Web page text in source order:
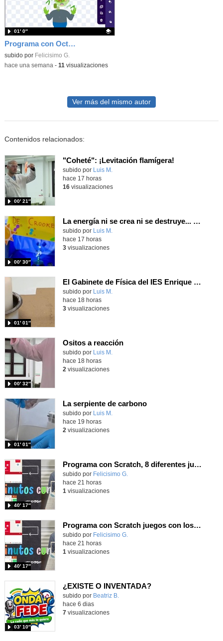
Programa con OctoStudio, un juego homenajeando al House of the dead con Zombies
Contenido educativo.
subido por Felicisimo G.
01′ 0″
-hace una semana - 11 visualizaciones
Ver más del mismo autor
Contenidos relacionados:
"Coheté": ¡Levitación flamígera!
Contenido educativo.
subido por Luis M.
00′ 21″
hace 17 horas
16visualizaciones
La energía ni se crea ni se destruye... ¡se experimenta! El Tierno en la Feria Madrid es Ciencia 2026
Contenido educativo.
subido por Luis M.
00′ 30″
hace 17 horas
3visualizaciones
El Gabinete de Física del IES Enrique Tierno Galván de Parla (Curso 25-26)
Contenido educativo.
subido por Luis M.
01′ 01″
hace 18 horas
3visualizaciones
Ositos a reacción
Contenido educativo.
subido por Luis M.
00′ 32″
hace 18 horas
2 visualizaciones
La serpiente de carbono
Contenido educativo.
subido por Luis M.
01′ 01″
hace 19 horas
2 visualizaciones
Programa con Scratch, 8 diferentes juegos para vivir la emoción de los partidos de España en el mundial 2026
Contenido educativo.
subido por Felicisimo G.
40′ 17″
hace 21 horas
1 visualizaciones
Programa con Scratch juegos con los partidos del mundial 2026 ganados por España
Contenido educativo.
subido por Felicisimo G.
40′ 17″
hace 21 horas
1 visualizaciones
¿EXISTE O INVENTADA?
Contenido educativo.
subido por Beatriz B.
03′ 10″
hace 6 dias
7visualizaciones